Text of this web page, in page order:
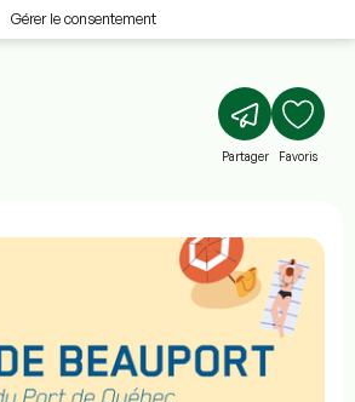
Gérer le consentement
Partager Favoris